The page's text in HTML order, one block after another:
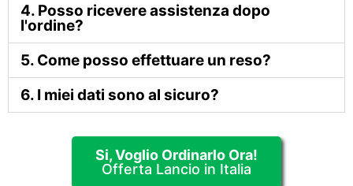
4. Posso ricevere assistenza dopo
l'ordine?
5. Come posso effettuare un reso?
6. I miei dati sono al sicuro?
Si, Voglio Ordinarlo Ora!
Offerta Lancio in Italia